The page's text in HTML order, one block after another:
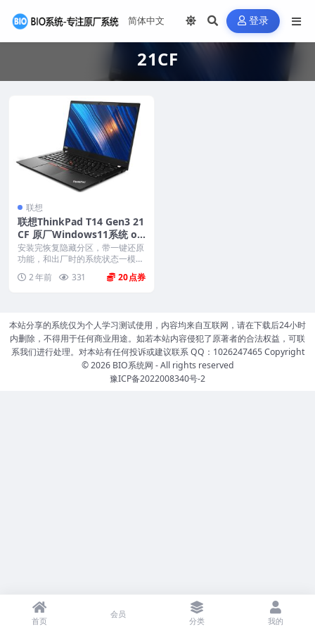
登录
21CF
联想
联想ThinkPad T14 Gen3 21
CF 原厂Windows11系统 oe
m系统镜像下载
安装完恢复隐藏分区，带一键还原
功能，和出厂时的系统状态一模一
2 年前 331 20
本站分享的系统仅为个人学习测试使用，内容均来自互联网，请在下载后24小时
内删除，不得用于任何商业用途。如若本站内容侵犯了原著者的合法权益，可联
系我们进行处理。对本站有任何投诉或建议联系 QQ：1026247465 Copyright
© 2026 BIO系统网 - All rights reserved
豫ICP备2022008340号-2
首页
会员
分类 我的